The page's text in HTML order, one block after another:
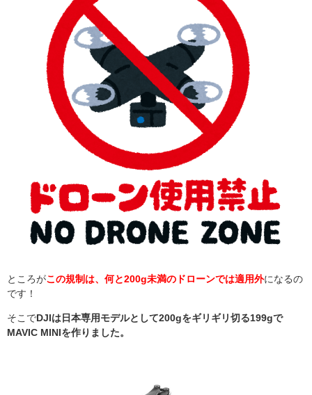
ところがこの規制は、何と200g未満のドローンでは適用外になるの
です！
そこで DJIは日本専用モデルとして200gをギリギリ切る199gで
MAVIC MINIを作りました。